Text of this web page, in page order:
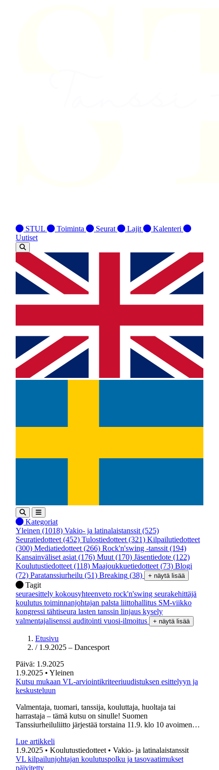
STUL Toiminta Seurat Lajit
Kalenteri
Uutiset
Kategoriat
Yleinen (1018) Vakio- ja latinalaistanssit (525)
Seuratiedotteet (452) Tulostiedotteet (321) Kilpailutiedotteet
(300) Mediatiedotteet (266) Rock'n'swing -tanssit (194)
Kansainväliset asiat (176) Muut (170) Jäsentiedote (122)
Koulutustiedotteet (118) Maajoukkuetiedotteet (73) Blogi
(72) Paratanssiurheilu (51) Breaking (38) + näytä lisää
Tagit
seuraesittely kokousyhteenveto rock'n'swing seurakehittäjä
koulutus toiminnanjohtajan palsta liittohallitus SM-viikko
kongressi tähtiseura lasten tanssin linjaus kysely
valmentajalisenssi auditointi vuosi-ilmoitus + näytä lisää
Etusivu
/ 1.9.2025 – Dancesport
Päivä: 1.9.2025
1.9.2025 • Yleinen
Kutsu mukaan VL-arviointikriteeriuudistuksen esittelyyn ja
keskusteluun
Valmentaja, tuomari, tanssija, kouluttaja, huoltaja tai
harrastaja – tämä kutsu on sinulle! Suomen
Tanssiurheiluliitto järjestää torstaina 11.9. klo 10 avoimen…
Lue artikkeli
1.9.2025 • Koulutustiedotteet • Vakio- ja latinalaistanssit
VL kilpailunjohtajan koulutuspolku ja tasovaatimukset
päivitetty